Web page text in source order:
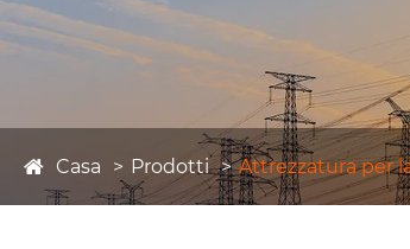
Casa Prodotti Attrezzatura per